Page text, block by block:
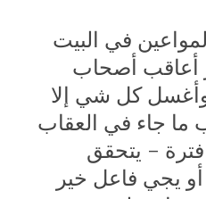
في البيت
أعاقب أصحاب
كل شي إلا
جاء في العقاب
فترة - يتحقق
يجي فاعل خير